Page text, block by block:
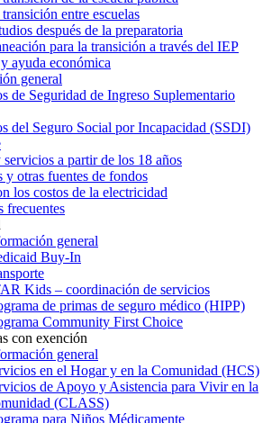
entre escuelas
después de la preparatoria
para la transición a través del IEP
ayuda económica
general
de Seguridad de Ingreso Suplementario
del Seguro Social por Incapacidad (SSDI)
a partir de los 18 años
y otras fuentes de fondos
los costos de la electricidad
frecuentes
general
Buy-In
Kids – coordinación de servicios
de primas de seguro médico (HIPP)
Community First Choice
con exención
general
en el Hogar y en la Comunidad (HCS)
de Apoyo y Asistencia para Vivir en la
(CLASS)
para Niños Médicamente